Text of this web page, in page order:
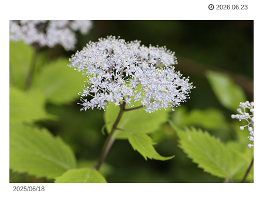
2026.06.23
2025/06/18